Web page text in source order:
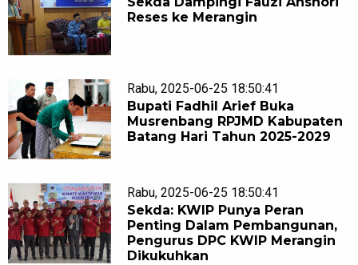
Reses ke Merangin
Rabu, 2025-06-25 18:50:41
Bupati Fadhil Arief Buka
Musrenbang RPJMD Kabupaten
Batang Hari Tahun 2025-2029
Rabu, 2025-06-25 18:50:41
Sekda: KWIP Punya Peran
Penting Dalam Pembangunan,
Pengurus DPC KWIP Merangin
Dikukuhkan